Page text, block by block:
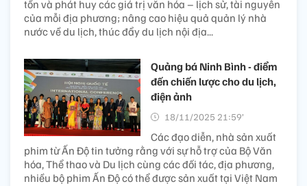
tồn và phát huy các giá trị văn hóa – lịch sử, tài nguyên
của mỗi địa phương; nâng cao hiệu quả quản lý nhà
nước về du lịch, thúc đẩy du lịch nội địa...
Quảng bá Ninh Bình - điểm
đến chiến lược cho du lịch,
điện ảnh
18/11/2025 21:59’
Các đạo diễn, nhà sản xuất
phim từ Ấn Độ tin tưởng rằng với sự hỗ trợ của Bộ Văn
hóa, Thể thao và Du lịch cùng các đối tác, địa phương,
nhiều bộ phim Ấn Độ có thể được sản xuất tại Việt Nam